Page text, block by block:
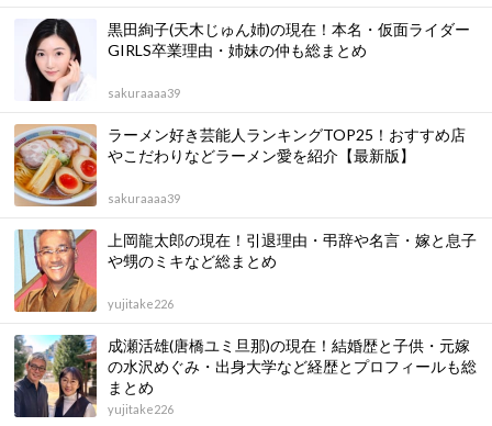
黒田絢子(天木じゅん姉)の現在！本名・仮面ライダー
GIRLS卒業理由・姉妹の仲も総まとめ
sakuraaaa39
ラーメン好き芸能人ランキングTOP25！おすすめ店
やこだわりなどラーメン愛を紹介【最新版】
sakuraaaa39
上岡龍太郎の現在！引退理由・弔辞や名言・嫁と息子
や甥のミキなど総まとめ
yujitake226
成瀬活雄(唐橋ユミ旦那)の現在！結婚歴と子供・元嫁
の水沢めぐみ・出身大学など経歴とプロフィールも総
まとめ
yujitake226